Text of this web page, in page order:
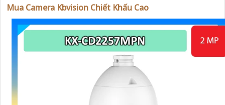
trong việc tiếp cận khách hàng và tăng cơ hội bán hàng
bạn. Nếu có bất kỳ yêu cầu hay câu hỏi nào khác, bạn có
chia sẻ để tôi hỗ trợ bạn tốt hơn!
Mua Camera Kbvision Chiết Khấu Cao